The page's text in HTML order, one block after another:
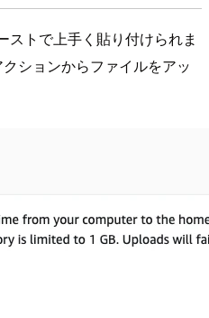
トで上手く貼り付けられま
ションからファイルをアッ